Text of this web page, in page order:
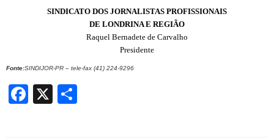
SINDICATO DOS JORNALISTAS PROFISSIONAIS
DE LONDRINA E REGIÃO
Raquel Bernadete de Carvalho
Presidente
Fonte:SINDIJOR-PR – tele-fax (41) 224-9296
Facebook
X